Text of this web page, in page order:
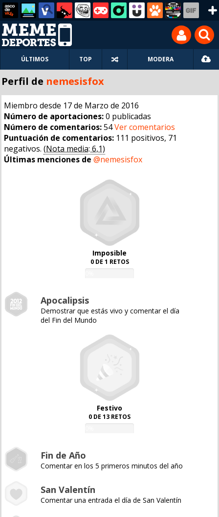
ÚLTIMOS TOP MODERA
Perfil de nemesisfox
Miembro desde 17 de Marzo de 2016
Número de aportaciones:0 publicadas
Número de comentarios:54Ver comentarios
Puntuación de comentarios: 111 positivos, 71
negativos. (Nota media: 6,1)
Últimas menciones de @nemesisfox
Imposible
0 DE 1 RETOS
Apocalipsis
Demostrar que estás vivo y comentar el día
del Fin del Mundo
Festivo
0 DE 13 RETOS
Fin de Año
Comentar en los 5 primeros minutos del año
San Valentín
Comentar una entrada el día de San Valentín